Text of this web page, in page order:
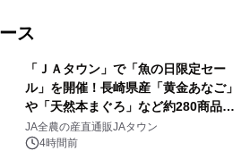
ス
「ＪＡタウン」で「魚の日限定セー
ル」を開催！長崎県産「黄金あなご」
や「天然本まぐろ」など約280商品を
販売！～毎月１０日の定例企画～
JA全農の産直通販JAタウン
4時間前